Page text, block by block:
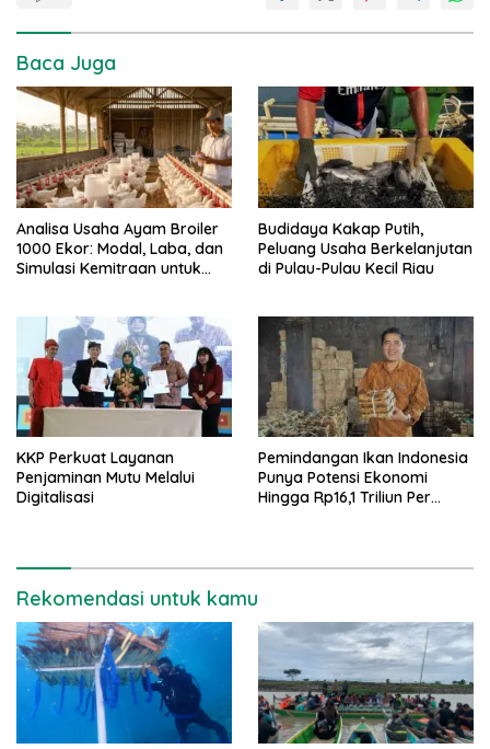
Baca Juga
Analisa Usaha Ayam Broiler
1000 Ekor: Modal, Laba, dan
Simulasi Kemitraan untuk
Budidaya Kakap Putih,
Peluang Usaha Berkelanjutan
di Pulau-Pulau Kecil Riau
KKP Perkuat Layanan
Penjaminan Mutu Melalui
Digitalisasi
Pemindangan Ikan Indonesia
Punya Potensi Ekonomi
Hingga Rp16,1 Triliun Per
Rekomendasi untuk kamu